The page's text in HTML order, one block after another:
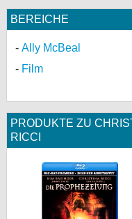
BEREICHE
Ally McBeal
Film
PRODUKTE ZU
RICCI